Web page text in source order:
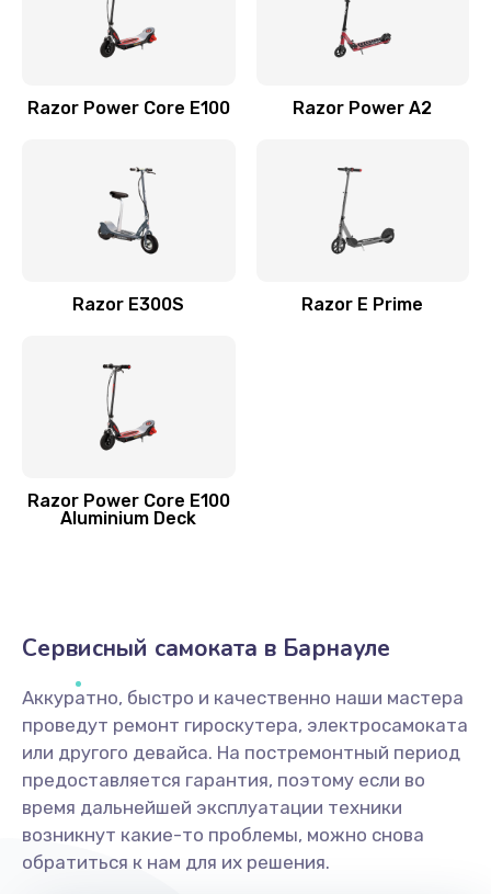
Razor Power Core E100 Razor Power A2
Razor E300S Razor E Prime
Razor Power Core E100
Aluminium Deck
Сервисный самоката в Барнауле
Аккуратно, быстро и качественно наши мастера
проведут ремонт гироскутера, электросамоката
или другого девайса. На постремонтный период
предоставляется гарантия, поэтому если во
время дальнейшей эксплуатации техники
возникнут какие-то проблемы, можно снова
обратиться к нам для их решения.